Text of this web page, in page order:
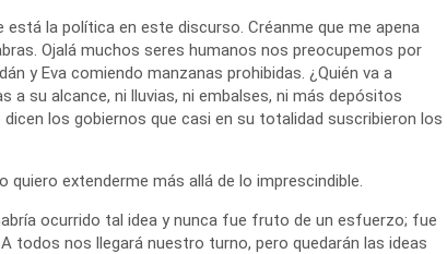
la política en este discurso. Créanme que me apena
Ojalá muchos seres humanos nos preocupemos por
y Eva comiendo manzanas prohibidas. ¿Quién va a
su alcance, ni lluvias, ni embalses, ni más depósitos
los gobiernos que casi en su totalidad suscribieron los
extenderme más allá de lo imprescindible.
ocurrido tal idea y nunca fue fruto de un esfuerzo; fue
todos nos llegará nuestro turno, pero quedarán las ideas